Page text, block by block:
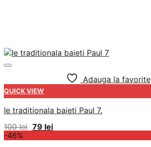
Adauga la favorite
QUICK VIEW
Ie traditionala baieti Paul 7.
100lei Prețul
inițial
a
79 leiPrețul
curent
este:
-46%